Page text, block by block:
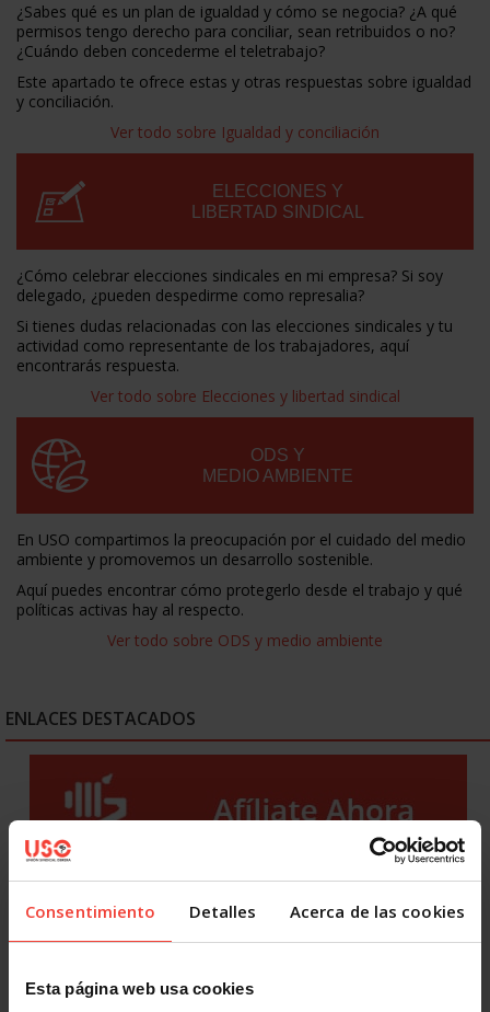
Consentimiento Detalles Acerca de las cookies
Esta página web usa cookies
¿Sabes qué es un plan de igualdad y cómo se negocia? ¿A qué
permisos tengo derecho para conciliar, sean retribuidos o no?
¿Cuándo deben concederme el teletrabajo?
Este apartado te ofrece estas y otras respuestas sobre igualdad
y conciliación.
Ver todo sobre Igualdad y conciliación
ELECCIONES Y
LIBERTAD SINDICAL
¿Cómo celebrar elecciones sindicales en mi empresa? Si soy
delegado, ¿pueden despedirme como represalia?
Si tienes dudas relacionadas con las elecciones sindicales y tu
actividad como representante de los trabajadores, aquí
encontrarás respuesta.
Ver todo sobre Elecciones y libertad sindical
ODS Y
MEDIO AMBIENTE
En USO compartimos la preocupación por el cuidado del medio
ambiente y promovemos un desarrollo sostenible.
Aquí puedes encontrar cómo protegerlo desde el trabajo y qué
políticas activas hay al respecto.
Ver todo sobre ODS y medio ambiente
ENLACES DESTACADOS